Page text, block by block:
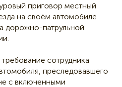
приговор местный
на своём автомобиле
дорожно-патрульной
сотрудника
преследовавшего
с включенными